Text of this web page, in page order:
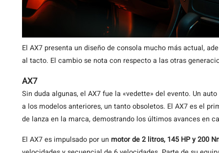
El AX7 presenta un diseño de consola mucho más actual,
al tacto. El cambio se nota con respecto a las otras
AX7
Sin duda algunas, el AX7 fue la «vedette» del evento. Un
a los modelos anteriores, un tanto obsoletos. El AX7 es el
de lanza en la marca, demostrando los últimos avances en
El AX7 es impulsado por un motor de 2 litros, 145 HP y 200